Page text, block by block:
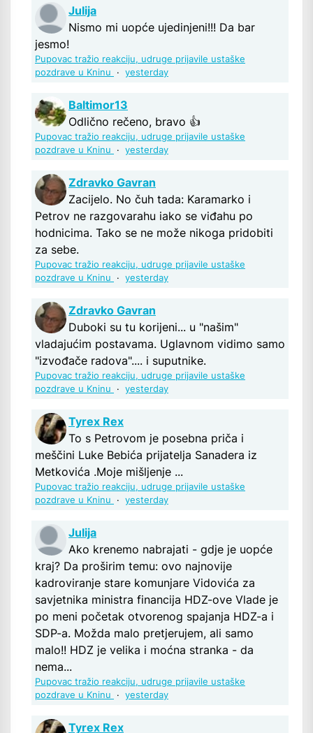
Julija
Nismo mi uopće ujedinjeni!!! Da bar
jesmo!
Pupovac tražio reakciju, udruge prijavile ustaške
pozdrave u Kninu
· yesterday
Baltimor13
Odlično rečeno, bravo 👍
Pupovac tražio reakciju, udruge prijavile ustaške
pozdrave u Kninu
· yesterday
Zdravko Gavran
Zacijelo. No čuh tada: Karamarko i
Petrov ne razgovarahu iako se viđahu po
hodnicima. Tako se ne može nikoga pridobiti
za sebe.
Pupovac tražio reakciju, udruge prijavile ustaške
pozdrave u Kninu
· yesterday
Zdravko Gavran
Duboki su tu korijeni... u "našim"
vladajućim postavama. Uglavnom vidimo samo
"izvođače radova".... i suputnike.
Pupovac tražio reakciju, udruge prijavile ustaške
pozdrave u Kninu
· yesterday
Tyrex Rex
To s Petrovom je posebna priča i
meščini Luke Bebića prijatelja Sanadera iz
Metkovića .Moje mišljenje ...
Pupovac tražio reakciju, udruge prijavile ustaške
pozdrave u Kninu
· yesterday
Julija
Ako krenemo nabrajati - gdje je uopće
kraj? Da proširim temu: ovo najnovije
kadroviranje stare komunjare Vidovića za
savjetnika ministra financija HDZ-ove Vlade je
po meni početak otvorenog spajanja HDZ-a i
SDP-a. Možda malo pretjerujem, ali samo
malo!! HDZ je velika i moćna stranka - da
nema...
Pupovac tražio reakciju, udruge prijavile ustaške
pozdrave u Kninu
· yesterday
Tyrex Rex